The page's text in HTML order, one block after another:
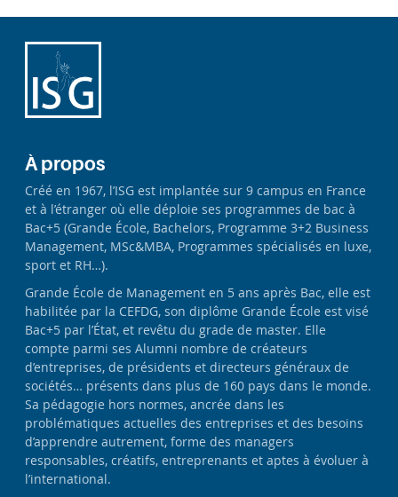
À propos
Créé en 1967, l’ISG est implantée sur 9 campus en France
et à l’étranger où elle déploie ses programmes de bac à
Bac+5 (Grande École, Bachelors, Programme 3+2 Business
Management, MSc&MBA, Programmes spécialisés en luxe,
sport et RH…).
Grande École de Management en 5 ans après Bac, elle est
habilitée par la CEFDG, son diplôme Grande École est visé
Bac+5 par l’État, et revêtu du grade de master. Elle
compte parmi ses Alumni nombre de créateurs
d’entreprises, de présidents et directeurs généraux de
sociétés… présents dans plus de 160 pays dans le monde.
Sa pédagogie hors normes, ancrée dans les
problématiques actuelles des entreprises et des besoins
d’apprendre autrement, forme des managers
responsables, créatifs, entreprenants et aptes à évoluer à
l’international.